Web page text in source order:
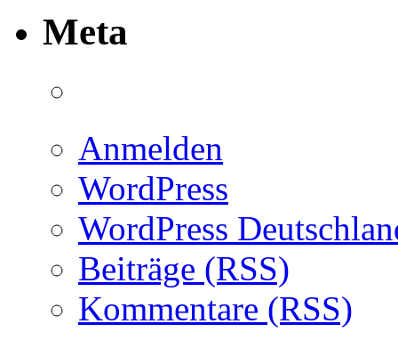
Meta
Anmelden
WordPress
WordPress
Beiträge (RSS)
Kommentare (RSS)